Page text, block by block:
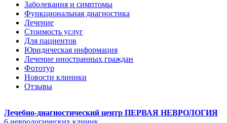
Заболевания и симптомы
Функциональная диагностика
Лечение
Стоимость услуг
Для пациентов
Юридическая информация
Лечение иностранных граждан
Фототур
Новости клиники
Отзывы
Лечебно-диагностический центр ПЕРВАЯ НЕВРОЛОГИЯ